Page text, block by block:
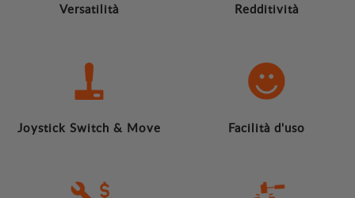
Versatilità Redditività
Joystick Switch & Move Facilità d'uso